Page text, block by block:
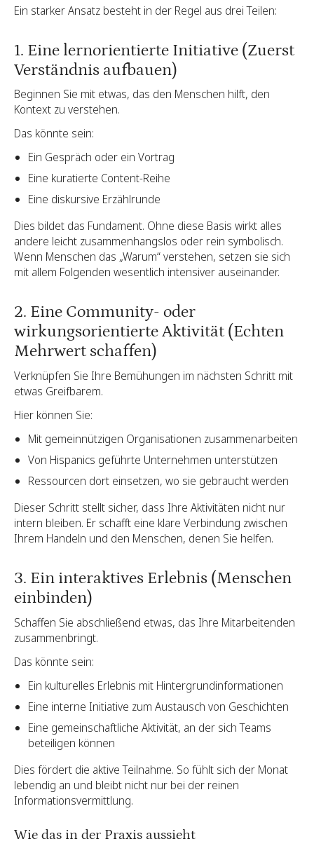
Ein starker Ansatz besteht in der Regel aus drei Teilen:
1. Eine lernorientierte Initiative (Zuerst
Verständnis aufbauen)
Beginnen Sie mit etwas, das den Menschen hilft, den
Kontext zu verstehen.
Das könnte sein:
Ein Gespräch oder ein Vortrag
Eine kuratierte Content-Reihe
Eine diskursive Erzählrunde
Dies bildet das Fundament. Ohne diese Basis wirkt alles
andere leicht zusammenhangslos oder rein symbolisch.
Wenn Menschen das „Warum“ verstehen, setzen sie sich
mit allem Folgenden wesentlich intensiver auseinander.
2. Eine Community- oder
wirkungsorientierte Aktivität (Echten
Mehrwert schaffen)
Verknüpfen Sie Ihre Bemühungen im nächsten Schritt mit
etwas Greifbarem.
Hier können Sie:
Mit gemeinnützigen Organisationen zusammenarbeiten
Von Hispanics geführte Unternehmen unterstützen
Ressourcen dort einsetzen, wo sie gebraucht werden
Dieser Schritt stellt sicher, dass Ihre Aktivitäten nicht nur
intern bleiben. Er schafft eine klare Verbindung zwischen
Ihrem Handeln und den Menschen, denen Sie helfen.
3. Ein interaktives Erlebnis (Menschen
einbinden)
Schaffen Sie abschließend etwas, das Ihre Mitarbeitenden
zusammenbringt.
Das könnte sein:
Ein kulturelles Erlebnis mit Hintergrundinformationen
Eine interne Initiative zum Austausch von Geschichten
Eine gemeinschaftliche Aktivität, an der sich Teams
beteiligen können
Dies fördert die aktive Teilnahme. So fühlt sich der Monat
lebendig an und bleibt nicht nur bei der reinen
Informationsvermittlung.
Wie das in der Praxis aussieht